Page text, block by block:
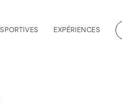
EXPÉRIENCES